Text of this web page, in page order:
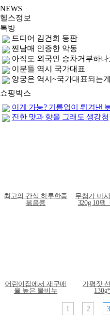
NEWS
헬스정보
톡방
드디어 김건희 등판
찐남매 인증한 악동
아직도 외국인 승차거부하나
이분들 역시 국가대표
양궁은 역시~국가대표되는
쇼핑박스
이게 가능? 기름없이 튀겨낸
진한 맛과 향을 그래도 생강청
최고의 간식 하루한줌
볶음콩
무첨가 마
320g 10팩
어린이집에서 재구매
율 높은 물비누
가평잣
1 2 3